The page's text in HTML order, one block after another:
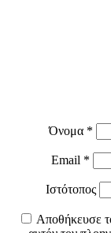
Όνομα *
Email *
Ιστότοπος
Αποθήκευσε